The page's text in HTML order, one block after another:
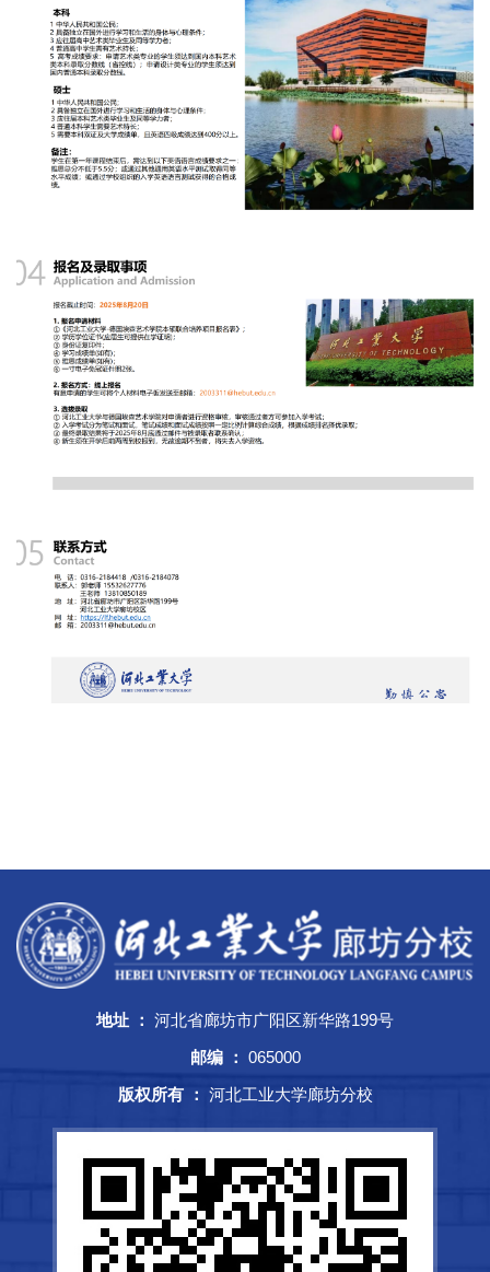
地址 ： 河北省廊坊市广阳区新华路199号
邮编 ： 065000
版权所有 ： 河北工业大学廊坊分校